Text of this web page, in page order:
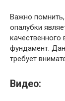
Важно
опалубки
фундамент.
требует
Видео: